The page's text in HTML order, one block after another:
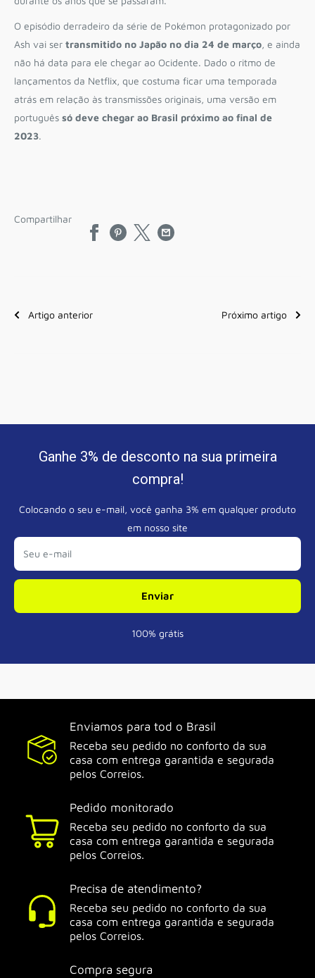
O episódio derradeiro da série de Pokémon protagonizado por
Ash vai ser transmitido no Japão no dia 24 de março, e ainda
não há data para ele chegar ao Ocidente. Dado o ritmo de
lançamentos da Netflix, que costuma ficar uma temporada
atrás em relação às transmissões originais, uma versão em
português só deve chegar ao Brasil próximo ao final de
2023.
Compartilhar
Artigo anterior Próximo artigo
Ganhe 3% de desconto na sua primeira
compra!
Colocando o seu e-mail, você ganha 3% em qualquer produto
em nosso site
Seu e-mail
Enviar
100% grátis
Enviamos para tod o Brasil
Receba seu pedido no conforto da sua
casa com entrega garantida e segurada
pelos Correios.
Pedido monitorado
Receba seu pedido no conforto da sua
casa com entrega garantida e segurada
pelos Correios.
Precisa de atendimento?
Receba seu pedido no conforto da sua
casa com entrega garantida e segurada
pelos Correios.
Compra segura